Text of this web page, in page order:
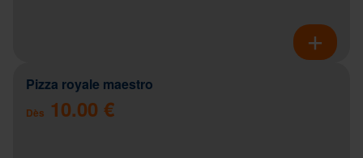
Pizza royale maestro
Dès 10.00 €